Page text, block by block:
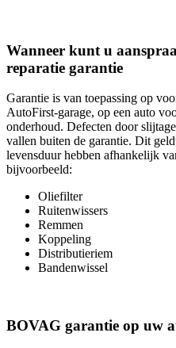
Wanneer kunt u
reparatie garantie
Garantie is van toepassing op
AutoFirst-garage, op een auto
onderhoud. Defecten door
vallen buiten de garantie. Dit
levensduur hebben afhankelijk
bijvoorbeeld:
Oliefilter
Ruitenwissers
Remmen
Koppeling
Distributieriem
Bandenwissel
BOVAG garantie op uw